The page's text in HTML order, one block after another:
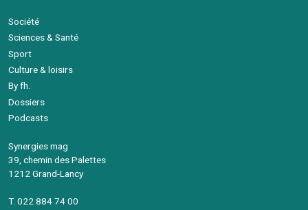
Société
Sciences & Santé
Sport
Culture & loisirs
By fh.
Dossiers
Podcasts
Synergies mag
39, chemin des Palettes
1212 Grand-Lancy
T. 022 884 74 00